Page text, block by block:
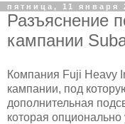
пятница, 11 января
Разъяснение
кампании
Компания Fuji Heavy
кампании, под
дополнительная
которая